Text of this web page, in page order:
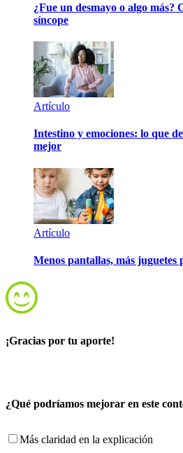
¿Fue un desmayo o algo más?
síncope
Artículo
Intestino y emociones: lo que
mejor
Artículo
Menos pantallas, más juguetes
¡Gracias por tu aporte!
¿Qué podríamos mejorar en este
Más claridad en la explicación